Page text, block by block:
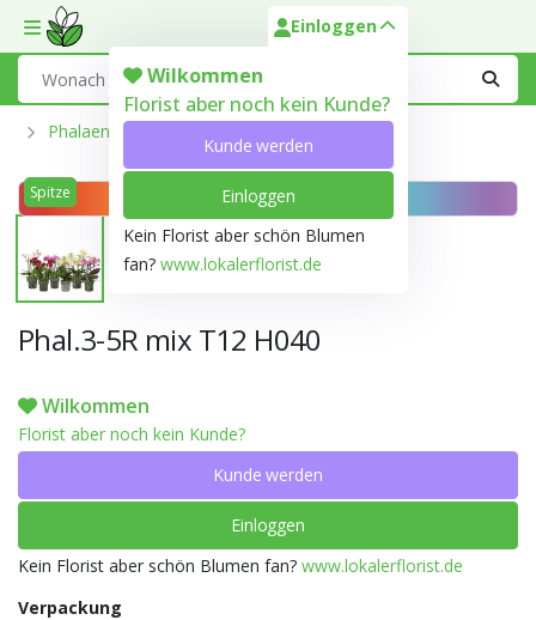
Toggle mobile menu
Einloggen
Wilkommen
Florist aber noch kein Kunde?
Kunde werden
Einloggen
Kein Florist aber schön Blumen
fan? www.lokalerflorist.de
Phalaenopsis Aus Der Optiflor-Gärtnerei
Mix
Spitze
Phal.3-5R mix T12 H040
Wilkommen
Florist aber noch kein Kunde?
Kunde werden
Einloggen
Kein Florist aber schön Blumen fan? www.lokalerflorist.de
Verpackung